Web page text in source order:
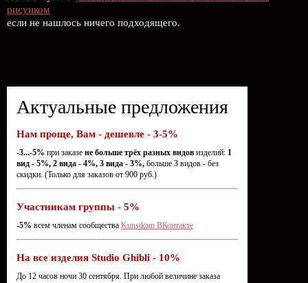
рисунком
если не нашлось ничего подходящего.
Актуальные предложения
Нам проще, Вам - дешевле - 3-5%
-3...-5% при заказе не больше трёх разных видов изделий: 1
вид - 5%, 2 вида - 4%, 3 вида - 3%, больше 3 видов - без
скидки. (Только для заказов от 900 руб.)
Участникам группы - 5%
-5% всем членам сообщества Kunstkam ВКонтакте
На все изделия Studio Ghibli - 10%
До 12 часов ночи 30 сентября. При любой величине заказа